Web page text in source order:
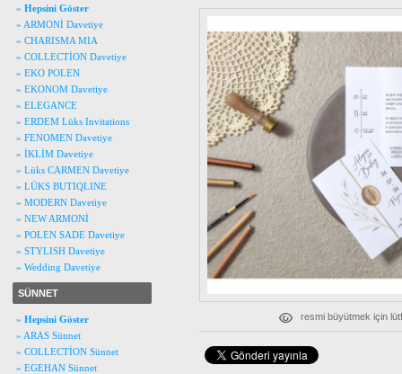
» Hepsini Göster
» ARMONİ Davetiye
» CHARISMA MIA
» COLLECTİON Davetiye
» EKO POLEN
» EKONOM Davetiye
» ELEGANCE
» ERDEM Lüks Invitations
» FENOMEN Davetiye
» İKLİM Davetiye
» Lüks CARMEN Davetiye
» LÜKS BUTIQLINE
» MODERN Davetiye
» NEW ARMONİ
» POLEN SADE Davetiye
» STYLISH Davetiye
» Wedding Davetiye
SÜNNET
» Hepsini Göster
» ARAS Sünnet
» COLLECTİON Sünnet
» EGEHAN Sünnet
resmi büyütmek için